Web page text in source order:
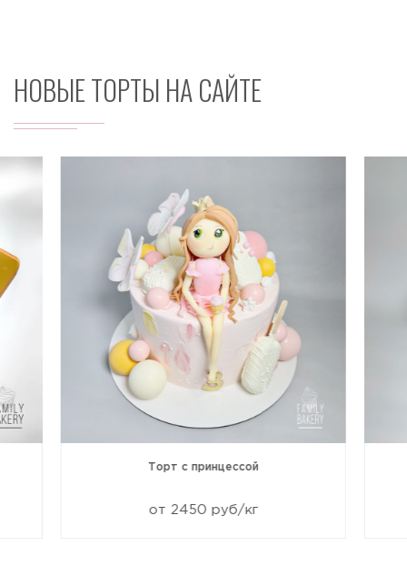
НОВЫЕ ТОРТЫ НА САЙТЕ
Торт с принцессой
от 2450 руб/кг